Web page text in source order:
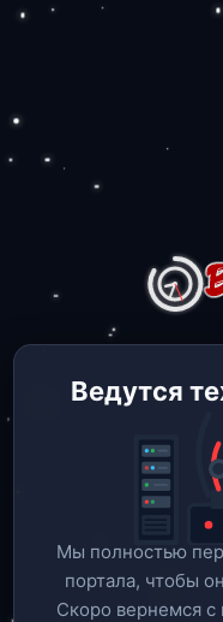
Ведутся
Мы полностью
портала, чтобы
Скоро вернемся c